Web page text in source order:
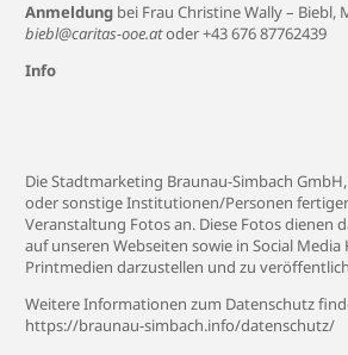
Anmeldung bei Frau Christine Wally – Biebl,
biebl@caritas-ooe.atoder +43 676 87762439
Info
Die Stadtmarketing Braunau-Simbach
oder sonstige Institutionen/Personen
Veranstaltung Fotos an. Diese Fotos dienen
auf unseren Webseiten sowie in Social Media
Printmedien darzustellen und zu
Weitere Informationen zum Datenschutz
https://braunau-simbach.info/datenschutz/